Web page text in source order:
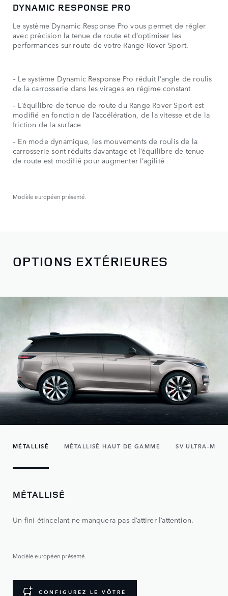
DYNAMIC RESPONSE PRO
Le système Dynamic Response Pro vous permet de régler
avec précision la tenue de route et d’optimiser les
performances sur route de votre Range Rover Sport.
– Le système Dynamic Response Pro réduit l’angle de roulis
de la carrosserie dans les virages en régime constant
– L’équilibre de tenue de route du Range Rover Sport est
modifié en fonction de l’accélération, de la vitesse et de la
friction de la surface
– En mode dynamique, les mouvements de roulis de la
carrosserie sont réduits davantage et l’équilibre de tenue
de route est modifié pour augmenter l’agilité
Modèle européen présenté.
OPTIONS EXTÉRIEURES
MÉTALLISÉ MÉTALLISÉ HAUT DE GAMME SV ULTRA-
MÉTALLISÉ
Un fini étincelant ne manquera pas d’attirer l’attention.
Modèle européen présenté.
CONFIGUREZ LE VÔTRE